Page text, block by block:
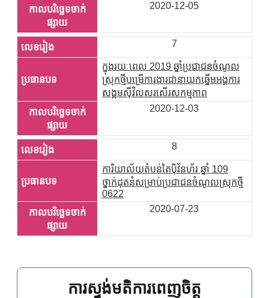
2020-12-05
7
ក្នុងរយៈពេល 2019 ឆ្នាំប្រជាជនចំណូល
ស្រុកថ្មីបម្រើការងារជានាយកឆ្នើមអង្គការ
សង្គមស៊ីវិលសរសើរសកម្មភាព
2020-12-03
8
ការិយាល័យតំបន់តៃប៉ិវ័នហ័រ ឆ្នាំ 109
ថ្នាក់ដុតនំសម្រាប់ប្រជាជនចំណូលស្រុកថ្មី
0622
2020-07-23
ការស្ទង់មតិការពេញចិត្ត